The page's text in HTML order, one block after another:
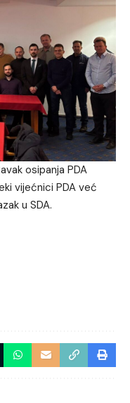
osipanja PDA
vijećnici PDA već
u SDA.